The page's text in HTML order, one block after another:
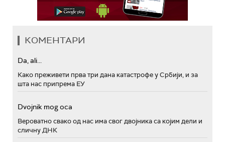
КОМЕНТАРИ
Da, ali...
Како преживети прва три дана катастрофе у Србији, и за
шта нас припрема ЕУ
Dvojnik mog oca
Вероватно свако од нас има свог двојника са којим дели и
сличну ДНК